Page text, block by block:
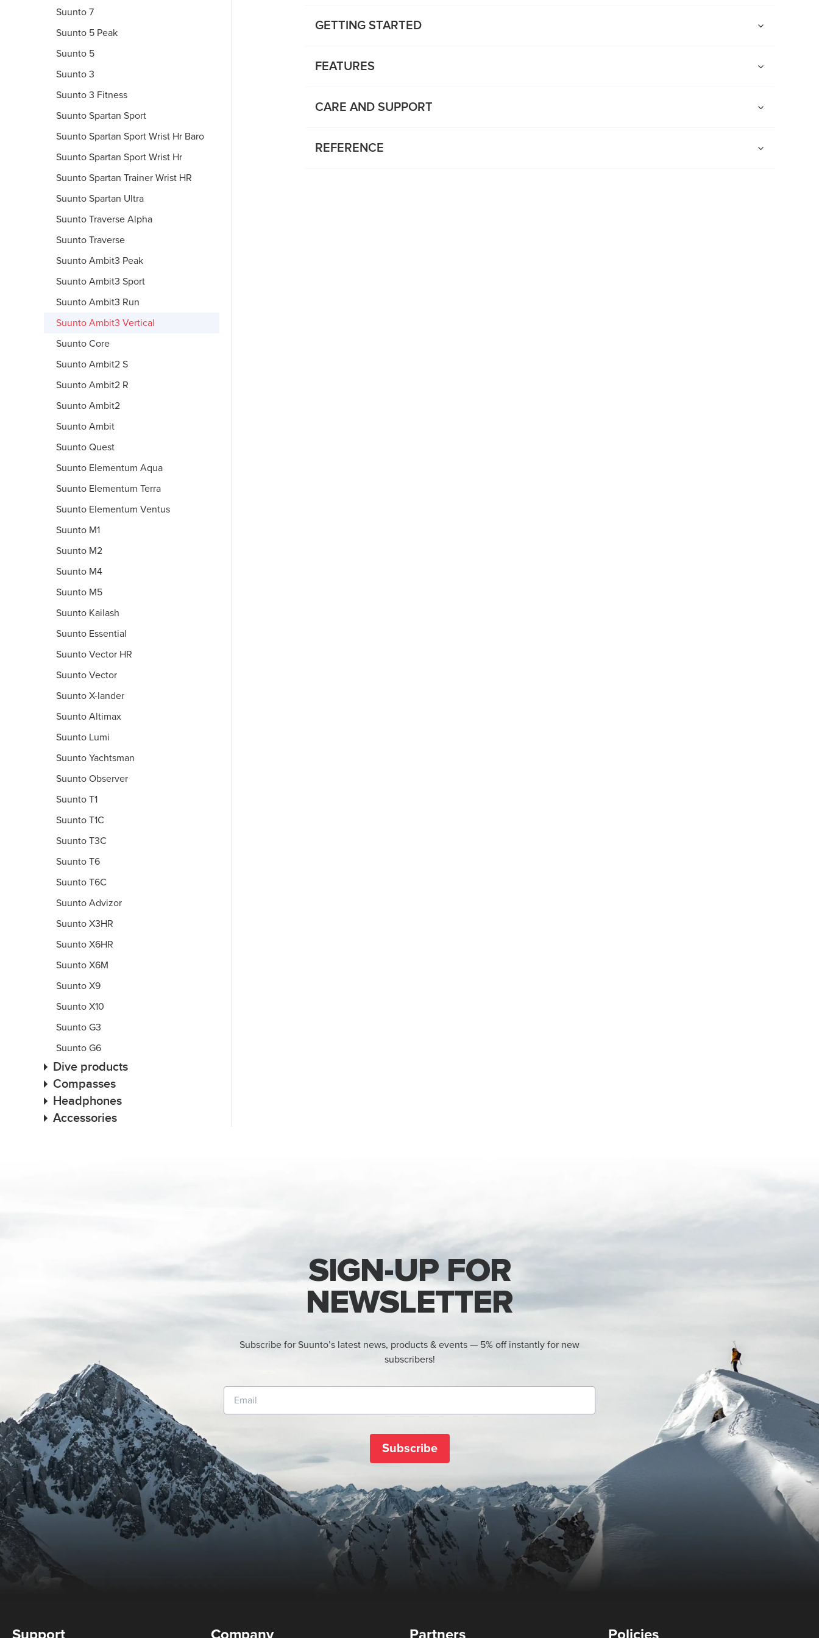
Suunto 7
Suunto 5 Peak
Suunto 5
Suunto 3
Suunto 3 Fitness
Suunto Spartan Sport
Suunto Spartan Sport Wrist Hr Baro
Suunto Spartan Sport Wrist Hr
Suunto Spartan Trainer Wrist HR
Suunto Spartan Ultra
Suunto Traverse Alpha
Suunto Traverse
Suunto Ambit3 Peak
Suunto Ambit3 Sport
Suunto Ambit3 Run
Suunto Ambit3 Vertical
Suunto Core
Suunto Ambit2 S
Suunto Ambit2 R
Suunto Ambit2
Suunto Ambit
Suunto Quest
Suunto Elementum Aqua
Suunto Elementum Terra
Suunto Elementum Ventus
Suunto M1
Suunto M2
Suunto M4
Suunto M5
Suunto Kailash
Suunto Essential
Suunto Vector HR
Suunto Vector
Suunto X-lander
Suunto Altimax
Suunto Lumi
Suunto Yachtsman
Suunto Observer
Suunto T1
Suunto T1C
Suunto T3C
Suunto T6
Suunto T6C
Suunto Advizor
Suunto X3HR
Suunto X6HR
Suunto X6M
Suunto X9
Suunto X10
Suunto G3
Suunto G6
Dive products
Compasses
Headphones
Accessories
GETTING STARTED
FEATURES
CARE AND SUPPORT
REFERENCE
SIGN-UP FOR
NEWSLETTER
Subscribe for Suunto’s latest news, products & events — 5% off instantly for new
subscribers!
Subscribe
Support Company Partners Policies